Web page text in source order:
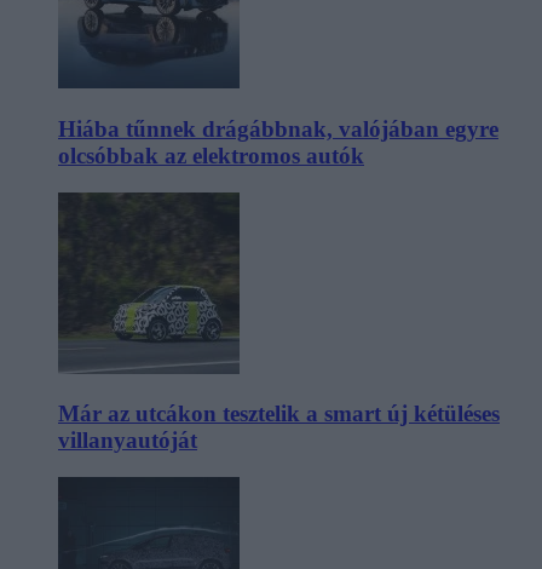
Hiába tűnnek drágábbnak, valójában egyre
olcsóbbak az elektromos autók
Már az utcákon tesztelik a smart új kétüléses
villanyautóját